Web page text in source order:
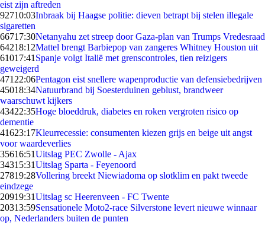
eist zijn aftreden
92710:03Inbraak bij Haagse politie: dieven betrapt bij stelen illegale
sigaretten
66717:30Netanyahu zet streep door Gaza-plan van Trumps Vredesraad
64218:12Mattel brengt Barbiepop van zangeres Whitney Houston uit
61017:41 Spanje volgt Italië met grenscontroles, tien reizigers
geweigerd
471 22:06Pentagon eist snellere wapenproductie van defensiebedrijven
45018:34Natuurbrand bij Soesterduinen geblust, brandweer
waarschuwt kijkers
43422:35Hoge bloeddruk, diabetes en roken vergroten risico op
dementie
41623:17Kleurrecessie: consumenten kiezen grijs en beige uit angst
voor waardeverlies
35616:51Uitslag PEC Zwolle - Ajax
34315:31Uitslag Sparta - Feyenoord
27819:28Vollering breekt Niewiadoma op slotklim en pakt tweede
eindzege
20919:31Uitslag sc Heerenveen - FC Twente
20313:59Sensationele Moto2-race Silverstone levert nieuwe winnaar
op, Nederlanders buiten de punten